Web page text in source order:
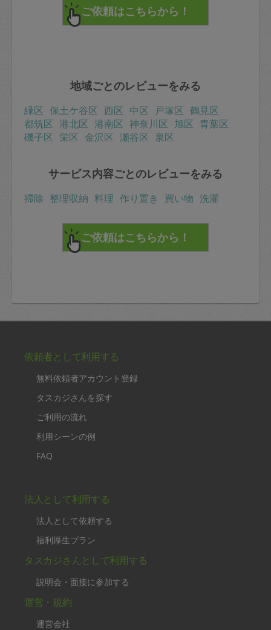
地域ごとのレビューをみる
緑区 保土ケ谷区 西区 中区 戸塚区 鶴見区
都筑区 港北区 港南区 神奈川区 旭区 青葉区
磯子区 栄区 金沢区 瀬谷区 泉区
サービス内容ごとのレビューをみる
掃除 整理収納 料理 作り置き 買い物 洗濯
依頼者として利用する
無料依頼者アカウント登録
タスカジさんを探す
ご利用の流れ
利用シーンの例
FAQ
法人として利用する
法人として依頼する
福利厚生プラン
タスカジさんとして利用する
説明会・面接に参加する
運営・規約
運営会社